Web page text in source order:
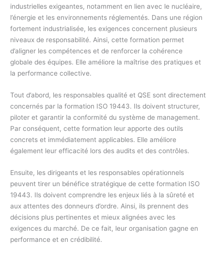
industrielles exigeantes, notamment en lien avec le nucléaire,
l’énergie et les environnements réglementés. Dans une région
fortement industrialisée, les exigences concernent plusieurs
niveaux de responsabilité. Ainsi, cette formation permet
d’aligner les compétences et de renforcer la cohérence
globale des équipes. Elle améliore la maîtrise des pratiques et
la performance collective.
Tout d’abord, les responsables qualité et QSE sont directement
concernés par la formation ISO 19443. Ils doivent structurer,
piloter et garantir la conformité du système de management.
Par conséquent, cette formation leur apporte des outils
concrets et immédiatement applicables. Elle améliore
également leur efficacité lors des audits et des contrôles.
Ensuite, les dirigeants et les responsables opérationnels
peuvent tirer un bénéfice stratégique de cette formation ISO
19443. Ils doivent comprendre les enjeux liés à la sûreté et
aux attentes des donneurs d’ordre. Ainsi, ils prennent des
décisions plus pertinentes et mieux alignées avec les
exigences du marché. De ce fait, leur organisation gagne en
performance et en crédibilité.